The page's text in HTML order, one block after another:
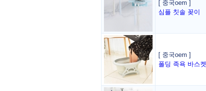
[ 중국oem ]
심플 칫솔 꽂이
[ 중국oem ]
폴딩 족욕 바스켓